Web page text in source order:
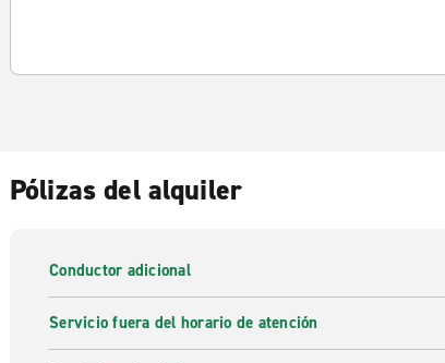
Pólizas del alquiler
Conductor adicional
Servicio fuera del horario de atención